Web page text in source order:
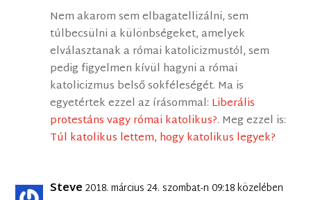
Nem akarom sem elbagatellizálni, sem
túlbecsülni a különbségeket, amelyek
elválasztanak a római katolicizmustól, sem
pedig figyelmen kívül hagyni a római
katolicizmus belső sokféleségét. Ma is
egyetértek ezzel az írásommal: Liberális
protestáns vagy római katolikus?. Meg ezzel is:
Túl katolikus lettem, hogy katolikus legyek?
Steve 2018. március 24. szombat-n 09:18 közelében